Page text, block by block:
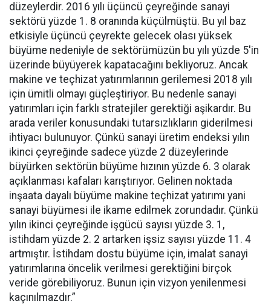
düzeylerdir. 2016 yılı üçüncü çeyreğinde sanayi
sektörü yüzde 1. 8 oranında küçülmüştü. Bu yıl baz
etkisiyle üçüncü çeyrekte gelecek olası yüksek
büyüme nedeniyle de sektörümüzün bu yılı yüzde 5'in
üzerinde büyüyerek kapatacağını bekliyoruz. Ancak
makine ve teçhizat yatırımlarının gerilemesi 2018 yılı
için ümitli olmayı güçleştiriyor. Bu nedenle sanayi
yatırımları için farklı stratejiler gerektiği aşikardır. Bu
arada veriler konusundaki tutarsızlıkların giderilmesi
ihtiyacı bulunuyor. Çünkü sanayi üretim endeksi yılın
ikinci çeyreğinde sadece yüzde 2 düzeylerinde
büyürken sektörün büyüme hızının yüzde 6. 3 olarak
açıklanması kafaları karıştırıyor. Gelinen noktada
inşaata dayalı büyüme makine teçhizat yatırımı yani
sanayi büyümesi ile ikame edilmek zorundadır. Çünkü
yılın ikinci çeyreğinde işgücü sayısı yüzde 3. 1,
istihdam yüzde 2. 2 artarken işsiz sayısı yüzde 11. 4
artmıştır. İstihdam dostu büyüme için, imalat sanayi
yatırımlarına öncelik verilmesi gerektiğini birçok
veride görebiliyoruz. Bunun için vizyon yenilenmesi
kaçınılmazdır.”